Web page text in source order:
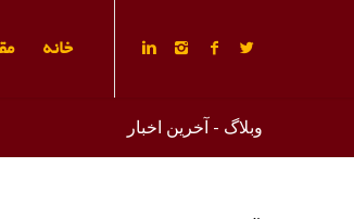
خانه
وبلاگ - آخرین اخبار